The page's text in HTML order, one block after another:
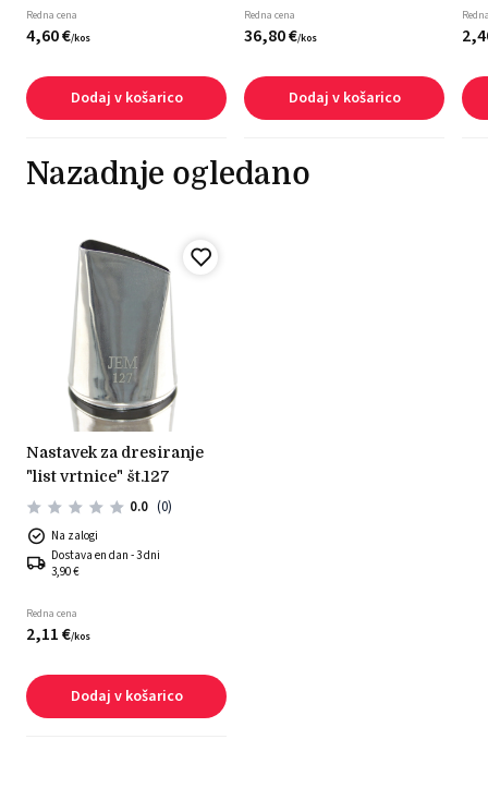
Redna cena
4,60€/kos
Dodaj v košarico
Redna cena
36,80€/kos
Dodaj v košarico
2,
Nazadnje ogledano
nastavek za dresiranje
"list vrtnice" št.127
0.0 (0)
Na zalogi
Dostava en dan - 3 dni
3,90 €
Redna cena
2,11€/kos
Dodaj v košarico